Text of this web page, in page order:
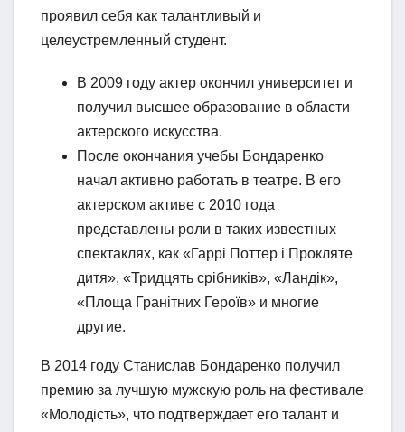
проявил себя как талантливый и
целеустремленный студент.
В 2009 году актер окончил университет и
получил высшее образование в области
актерского искусства.
После окончания учебы Бондаренко
начал активно работать в театре. В его
актерском активе с 2010 года
представлены роли в таких известных
спектаклях, как «Гаррі Поттер і Прокляте
дитя», «Тридцять срібників», «Ландік»,
«Площа Гранітних Героїв» и многие
другие.
В 2014 году Станислав Бондаренко получил
премию за лучшую мужскую роль на фестивале
«Молодість», что подтверждает его талант и